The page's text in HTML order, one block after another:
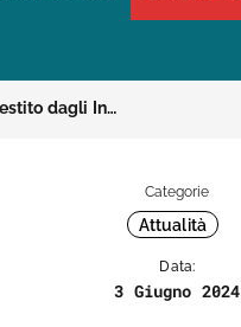
Il servizio di soccorso avanzato può essere gestito dagli Infermieri
Categorie
Attualità
Data:
3 Giugno 2024